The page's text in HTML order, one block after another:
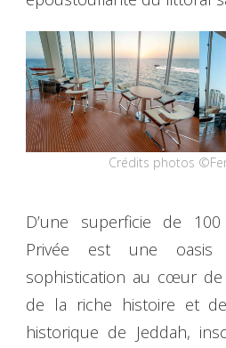
Crédits photos
D’une superficie de
Privée est une
sophistication au cœur
de la riche histoire et
historique de Jeddah,